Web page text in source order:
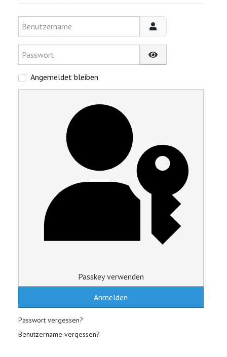
Benutzername
Passwort
Passwort anzeigen
Angemeldet bleiben
Passkey verwenden
Anmelden
Passwort vergessen?
Benutzername vergessen?